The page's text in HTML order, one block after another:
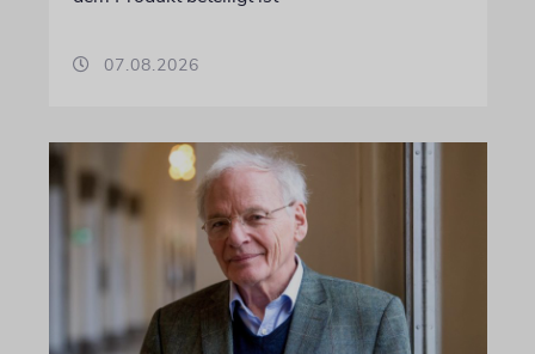
07.08.2026